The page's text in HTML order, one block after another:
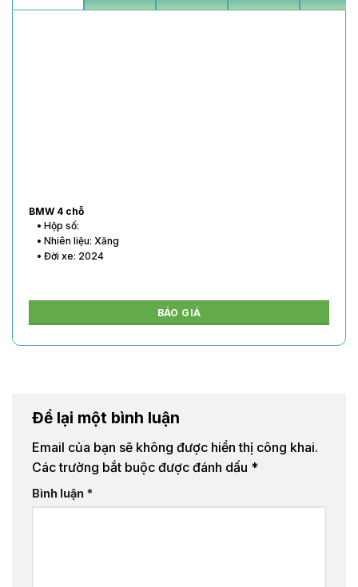
BMW 4 chỗ
• Hộp số:
• Nhiên liệu: Xăng
• Đời xe: 2024
BÁO GIÁ
Để lại một bình luận
Email của bạn sẽ không được hiển thị công khai.
Các trường bắt buộc được đánh dấu *
Bình luận *